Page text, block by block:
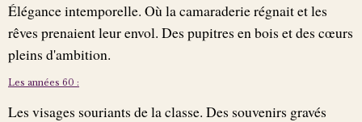
Élégance intemporelle. Où la camaraderie régnait et les
rêves prenaient leur envol. Des pupitres en bois et des cœurs
pleins d'ambition.
Les années 60 :
Les visages souriants de la classe. Des souvenirs gravés